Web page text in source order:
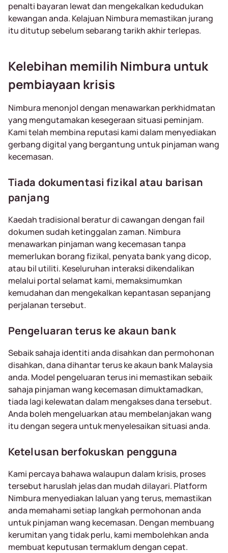
penalti bayaran lewat dan mengekalkan kedudukan
kewangan anda. Kelajuan Nimbura memastikan jurang
itu ditutup sebelum sebarang tarikh akhir terlepas.
Kelebihan memilih Nimbura untuk
pembiayaan krisis
Nimbura menonjol dengan menawarkan perkhidmatan
yang mengutamakan kesegeraan situasi peminjam.
Kami telah membina reputasi kami dalam menyediakan
gerbang digital yang bergantung untuk pinjaman wang
kecemasan.
Tiada dokumentasi fizikal atau barisan
panjang
Kaedah tradisional beratur di cawangan dengan fail
dokumen sudah ketinggalan zaman. Nimbura
menawarkan pinjaman wang kecemasan tanpa
memerlukan borang fizikal, penyata bank yang dicop,
atau bil utiliti. Keseluruhan interaksi dikendalikan
melalui portal selamat kami, memaksimumkan
kemudahan dan mengekalkan kepantasan sepanjang
perjalanan tersebut.
Pengeluaran terus ke akaun bank
Sebaik sahaja identiti anda disahkan dan permohonan
disahkan, dana dihantar terus ke akaun bank Malaysia
anda. Model pengeluaran terus ini memastikan sebaik
sahaja pinjaman wang kecemasan dimuktamadkan,
tiada lagi kelewatan dalam mengakses dana tersebut.
Anda boleh mengeluarkan atau membelanjakan wang
itu dengan segera untuk menyelesaikan situasi anda.
Ketelusan berfokuskan pengguna
Kami percaya bahawa walaupun dalam krisis, proses
tersebut haruslah jelas dan mudah dilayari. Platform
Nimbura menyediakan laluan yang terus, memastikan
anda memahami setiap langkah permohonan anda
untuk pinjaman wang kecemasan. Dengan membuang
kerumitan yang tidak perlu, kami membolehkan anda
membuat keputusan termaklum dengan cepat.